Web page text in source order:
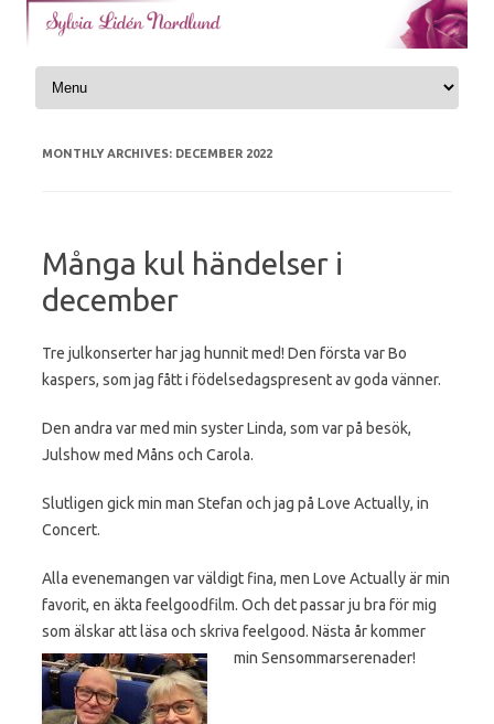
Skip to content
MONTHLY ARCHIVES: DECEMBER 2022
Många kul händelser i
december
Tre julkonserter har jag hunnit med! Den första var Bo
kaspers, som jag fått i födelsedagspresent av goda vänner.
Den andra var med min syster Linda, som var på besök,
Julshow med Måns och Carola.
Slutligen gick min man Stefan och jag på Love Actually, in
Concert.
Alla evenemangen var väldigt fina, men Love Actually är min
favorit, en äkta feelgoodfilm. Och det passar ju bra för mig
som älskar att läsa och skriva feelgood. Nästa år kommer
min Sensommarserenader!